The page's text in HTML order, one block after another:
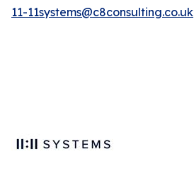
11-11systems@c8consulting.co.uk